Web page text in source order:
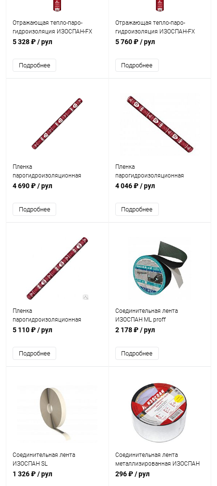
Отражающая тепло-паро-
гидроизоляция ИЗОСПАН-FX
(4mm)(70м2)
5 328 ₽/ рул
Подробнее
Отражающая тепло-паро-
гидроизоляция ИЗОСПАН-FX
(5mm)(70м2)
5 760 ₽/ рул
Подробнее
Пленка
парогидроизоляционная
универсальная ИЗОСПАН C (70
4 690 ₽/ рул
Подробнее
Пленка
парогидроизоляционная
универсальная ИЗОСПАН D (90
4 046 ₽/ рул
Подробнее
Пленка
парогидроизоляционная
универсальная с антиконденсат.
м2)
5 110 ₽/ рул
Подробнее
Соединительная лента
ИЗОСПАН ML proff
2 178 ₽/ рул
Подробнее
Соединительная лента
ИЗОСПАН SL
1 326 ₽/ рул
Соединительная лента
металлизированная ИЗОСПАН
FL
296 ₽/ рул